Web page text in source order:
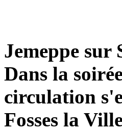
Jemeppe
Dans la
circulation
Fosses la